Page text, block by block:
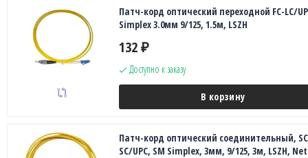
Патч-корд оптический переходной FC-LC/
Simplex 3.0мм 9/125, 1.5м, LSZH
132 ₽
Доступно к заказу
В корзину
Патч-корд оптический соединительный,
SC/UPC, SM Simplex, 3мм, 9/125, 3м, LSZH,